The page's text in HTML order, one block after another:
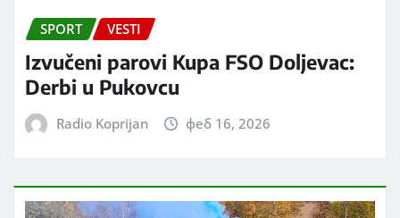
SPORT VESTI
Izvučeni parovi Kupa FSO Doljevac:
Derbi u Pukovcu
Radio Koprijan феб 16, 2026